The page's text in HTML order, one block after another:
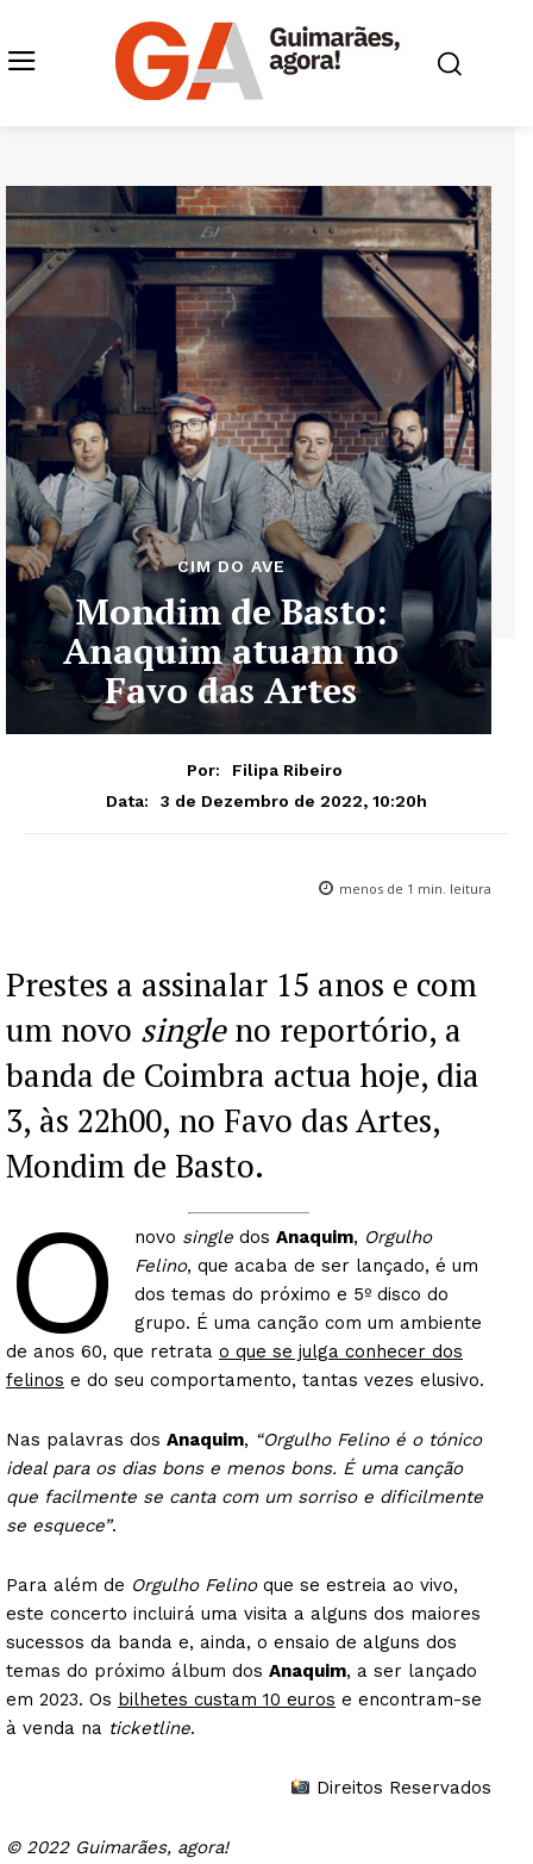
CIM DO AVE
Mondim de Basto:
Anaquim atuam no
Favo das Artes
Por:
Filipa Ribeiro
Data:
3 de Dezembro de 2022, 10:20h
menos de 1 min. leitura
Prestes a assinalar 15 anos e com
um novo singleno reportório, a
banda de Coimbra actua hoje, dia
3, às 22h00, no Favo das Artes,
Mondim de Basto.
O novo single dos Anaquim, Orgulho
Felino, que acaba de ser lançado, é um
dos temas do próximo e 5º disco do
grupo. É uma canção com um ambiente
de anos 60, que retrata o que se julga conhecer dos
felinos e do seu comportamento, tantas vezes elusivo.
Nas palavras dos Anaquim, “Orgulho Felino é o tónico
ideal para os dias bons e menos bons. É uma canção
que facilmente se canta com um sorriso e dificilmente
se esquece”.
Para além de Orgulho Felinoque se estreia ao vivo,
este concerto incluirá uma visita a alguns dos maiores
sucessos da banda e, ainda, o ensaio de alguns dos
temas do próximo álbum dos Anaquim, a ser lançado
em 2023. Os bilhetes custam 10 euros e encontram-se
à venda na ticketline.
Direitos Reservados
© 2022 Guimarães, agora!